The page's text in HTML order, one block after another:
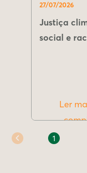
27/07/2026
Justiça
social e
Ler
1